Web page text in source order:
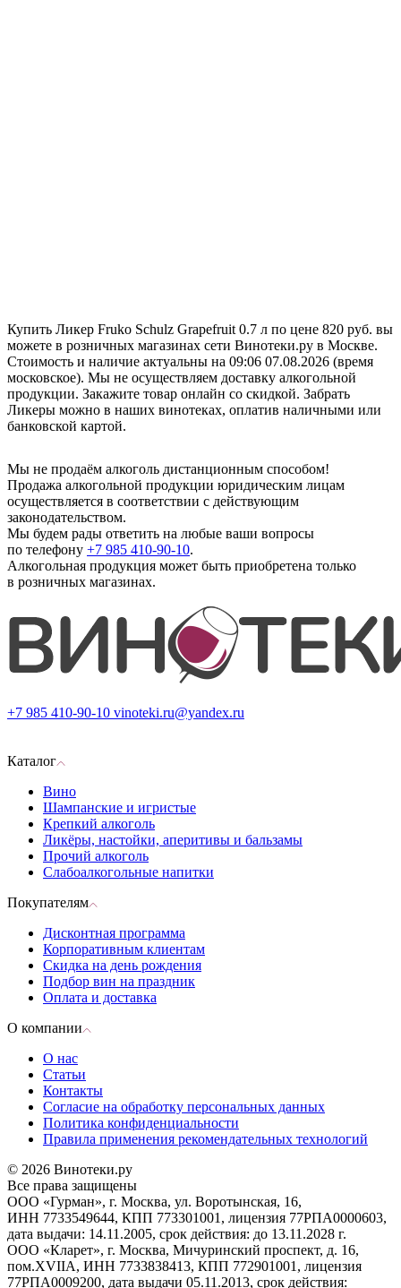
Купить Ликер Fruko Schulz Grapefruit 0.7 л по цене 820 руб. вы
можете в розничных магазинах сети Винотеки.ру в Москве.
Стоимость и наличие актуальны на 09:06 07.08.2026 (время
московское). Мы не осуществляем доставку алкогольной
продукции. Закажите товар онлайн со скидкой. Забрать
Ликеры можно в наших винотеках, оплатив наличными или
банковской картой.
Мы не продаём алкоголь дистанционным способом!
Продажа алкогольной продукции юридическим лицам
осуществляется в соответствии с действующим
законодательством.
Мы будем рады ответить на любые ваши вопросы
по телефону +7 985 410-90-10.
Алкогольная продукция может быть приобретена только
в розничных магазинах.
+7 985 410-90-10 vinoteki.ru@yandex.ru
Каталог
Вино
Шампанские и игристые
Крепкий алкоголь
Ликёры, настойки, аперитивы и бальзамы
Прочий алкоголь
Слабоалкогольные напитки
Покупателям
Дисконтная программа
Корпоративным клиентам
Скидка на день рождения
Подбор вин на праздник
Оплата и доставка
О компании
О нас
Статьи
Контакты
Согласие на обработку персональных данных
Политика конфиденциальности
Правила применения рекомендательных технологий
© 2026 Винотеки.ру
Все права защищены
ООО «Гурман», г. Москва, ул. Воротынская, 16,
ИНН 7733549644, КПП 773301001, лицензия 77РПА0000603,
дата выдачи: 14.11.2005, срок действия: до 13.11.2028 г.
ООО «Кларет», г. Москва, Мичуринский проспект, д. 16,
пом.XVIIA, ИНН 7733838413, КПП 772901001, лицензия
77РПА0009200, дата выдачи 05.11.2013, срок действия: